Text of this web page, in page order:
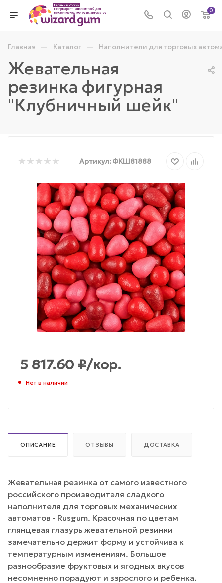
0
Главная — Каталог — Наполнители для торговых
Жевательная
резинка фигурная
"Клубничный шейк"
Артикул: ФКШ81888
5 817.60 ₽/кор.
Нет в наличии
ОПИСАНИЕ ОТЗЫВЫ ДОСТАВКА
Жевательная резинка от самого известного
российского производителя сладкого
наполнителя для торговых механических
автоматов - Rusgum. Красочная по цветам
глянцевая глазурь жевательной резинки
замечательно держит форму и устойчива к
температурным изменениям. Большое
разнообразие фруктовых и ягодных вкусов
несомненно порадуют и взрослого и ребенка.